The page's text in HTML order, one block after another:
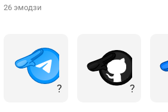
26 эмодзи
? ?